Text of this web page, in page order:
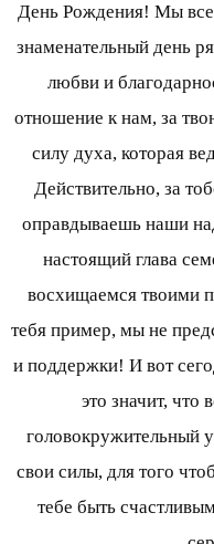
День Рождения! Мы все
знаменательный день
любви и
отношение к нам, за
силу духа, которая
Действительно, за
оправдываешь наши
настоящий глава
восхищаемся твоими
тебя пример, мы не
и поддержки! И вот
это значит,
головокружительный
свои силы, для того
тебе быть